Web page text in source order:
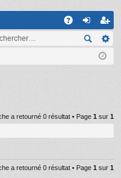
on ns
cri
a retourné 0 résultat • Page 1 sur 1
a retourné 0 résultat • Page 1 sur 1